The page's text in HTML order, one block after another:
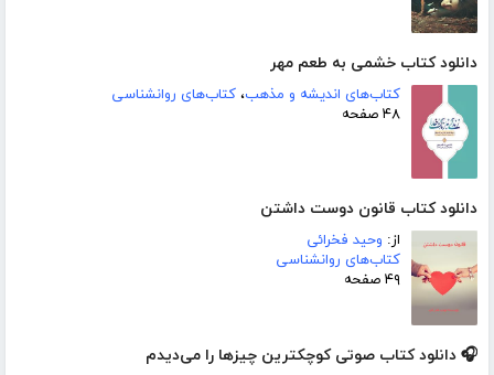
دانلود کتاب خشمی به طعم مهر
کتاب‌های اندیشه و مذهب، کتاب‌های روانشناسی
۴۸ صفحه
دانلود کتاب قانون دوست داشتن
از: وحید فخرائی
کتاب‌های روانشناسی
۴۹ صفحه
🎧 دانلود کتاب صوتی کوچکترین چیزها را می‌دیدم